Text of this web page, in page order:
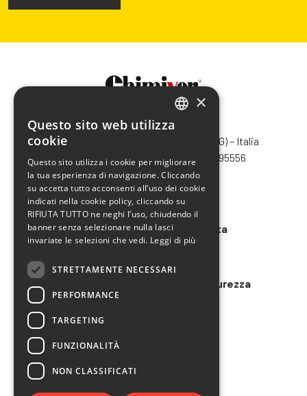
CHIMIVER PANSERI S.p.A.
Via Bergamo, 1401 – 24030 Pontida (BG) – Italia
Tel.
+39 035 795031
– Fax +39 035 795556
info@chimiver.com
Faq
Condizioni generali di vendita
Modello 231 e Organigramma Sicurezza
FRENCH
SPANISH
×
Questo sito web utilizza
cookie
Questo sito utilizza i cookie per migliorare
la tua esperienza di navigazione. Cliccando
su accetta tutto acconsenti all’uso dei cookie
indicati nella cookie policy, cliccando su
RIFIUTA TUTTO ne neghi l’uso, chiudendo il
banner senza selezionare nulla lasci
invariate le selezioni che vedi. Leggi di più
STRETTAMENTE NECESSARI
PERFORMANCE
TARGETING
FUNZIONALITÀ
NON CLASSIFICATI